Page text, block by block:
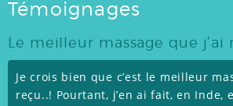
Témoignages
Le meilleur massage que j’ai
Je crois bien que c’est le meilleur
reçu..! Pourtant, j’en ai fait, en Inde,